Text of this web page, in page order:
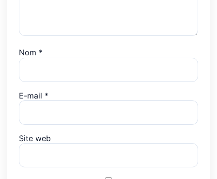
Nom *
E-mail *
Site web